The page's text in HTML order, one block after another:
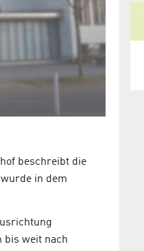
beschreibt die
in dem
bis weit nach